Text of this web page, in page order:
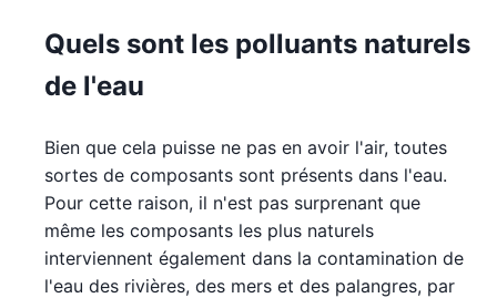
Quels sont les polluants naturels
de l'eau
Bien que cela puisse ne pas en avoir l'air, toutes
sortes de composants sont présents dans l'eau.
Pour cette raison, il n'est pas surprenant que
même les composants les plus naturels
interviennent également dans la contamination de
l'eau des rivières, des mers et des palangres, par